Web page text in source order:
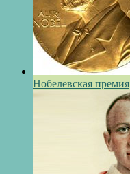
Нобелевская премия